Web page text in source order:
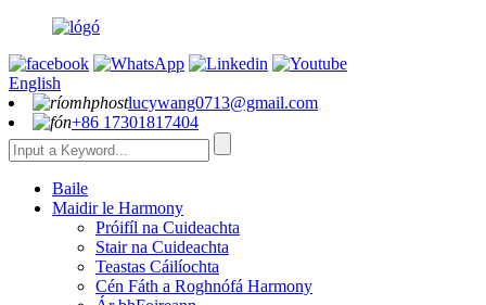
English
lucywang0713@gmail.com
+86 17301817404
Baile
Maidir le Harmony
Próifíl na Cuideachta
Stair na Cuideachta
Teastas Cáilíochta
Cén Fáth a Roghnófá Harmony